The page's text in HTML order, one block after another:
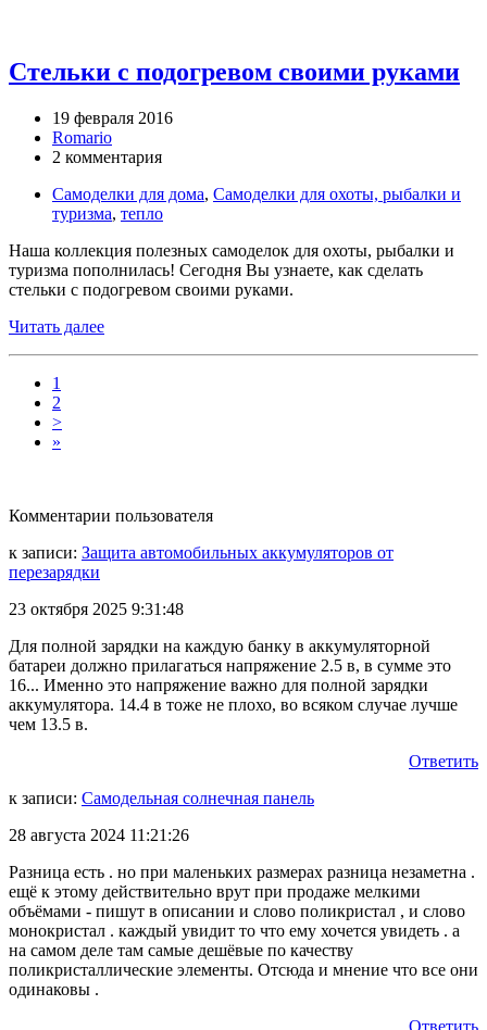
Стельки с подогревом своими руками
19 февраля 2016
Romario
2 комментария
Самоделки для дома, Самоделки для охоты, рыбалки и
туризма, тепло
Наша коллекция полезных самоделок для охоты, рыбалки и
туризма пополнилась! Сегодня Вы узнаете, как сделать
стельки с подогревом своими руками.
Читать далее
1
2
>
»
Комментарии пользователя
к записи: Защита автомобильных аккумуляторов от
перезарядки
23 октября 2025 9:31:48
Для полной зарядки на каждую банку в аккумуляторной
батареи должно прилагаться напряжение 2.5 в, в сумме это
16... Именно это напряжение важно для полной зарядки
аккумулятора. 14.4 в тоже не плохо, во всяком случае лучше
чем 13.5 в.
Ответить
к записи: Самодельная солнечная панель
28 августа 2024 11:21:26
Разница есть . но при маленьких размерах разница незаметна .
ещё к этому действительно врут при продаже мелкими
объёмами - пишут в описании и слово поликристал , и слово
монокристал . каждый увидит то что ему хочется увидеть . а
на самом деле там самые дешёвые по качеству
поликристаллические элементы. Отсюда и мнение что все они
одинаковы .
Ответить